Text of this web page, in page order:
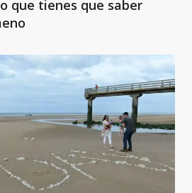
lo que tienes que saber